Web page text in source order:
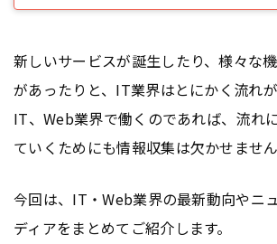
新しいサービスが誕生したり、様々な
があったりと、IT業界はとにかく流れが
IT、Web業界で働くのであれば、流れ
ていくためにも情報収集は欠かせません
今回は、IT・Web業界の最新動向やニ
ディアをまとめてご紹介します。